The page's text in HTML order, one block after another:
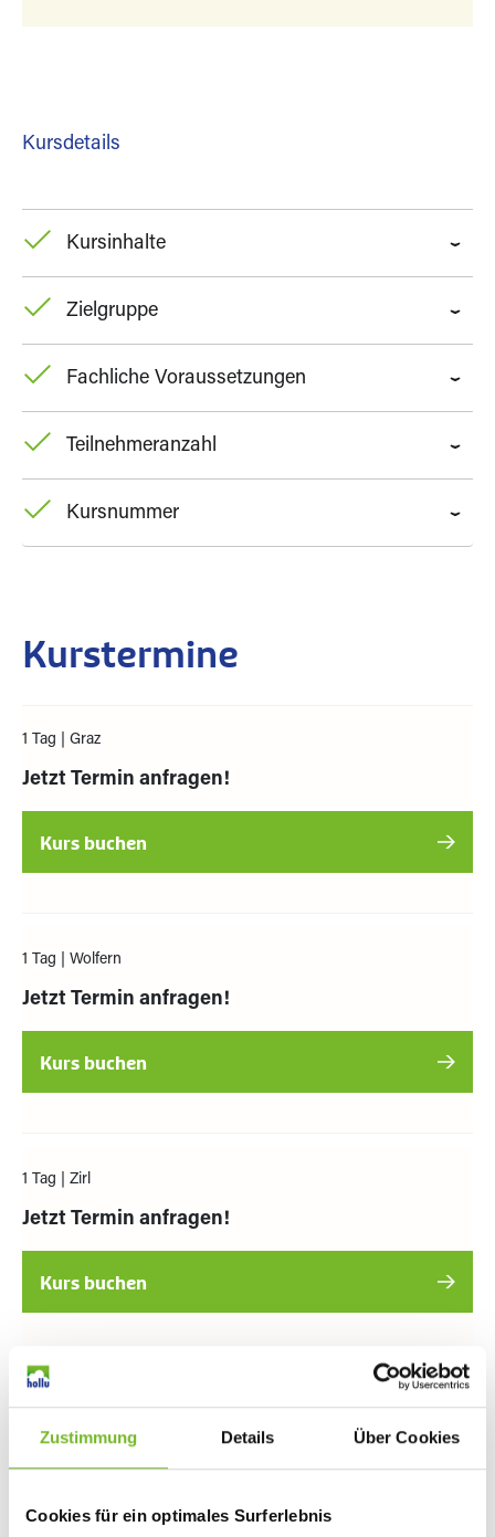
Zustimmung Details Über Cookies
Cookies für ein optimales Surferlebnis
Kursdetails
Kursinhalte
Zielgruppe
Fachliche Voraussetzungen
Teilnehmeranzahl
Kursnummer
Kurstermine
Jetzt Termin anfragen!
1 Tag | Graz
Jetzt Termin anfragen!
1 Tag | Wolfern
Jetzt Termin anfragen!
1 Tag | Zirl
Jetzt Termin anfragen!